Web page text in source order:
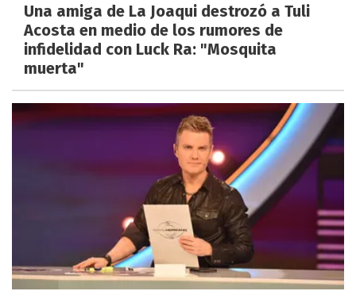
Una amiga de La Joaqui destrozó a Tuli
Acosta en medio de los rumores de
infidelidad con Luck Ra: "Mosquita
muerta"